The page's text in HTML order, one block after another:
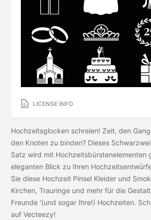
LICENSE INFO
Hochzeitsglocken schreien! Zeit, den
den Knoten zu binden? Dieses
Satz wird mit Hochzeitsbürstenelementen
eleganten Blick zu Ihren
Sie diese Hochzeit Pinsel Kleider und
Kirchen, Trauringe und mehr für die
Freunde '(und sogar Ihre!) Hochzeiten.
auf Vecteezy!